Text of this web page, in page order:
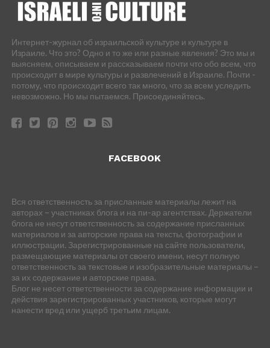
Интернет-журнал об израильской культуре и культуре в
Израиле. Что это? Одно и то же или разные явления? Это мы и
выясняем, описываем и рассказываем почти что обо всем, что
происходит в мире культуры и развлечений в Израиле. Почти -
потому, что происходит всего так много, что за всем уследить
невозможно. Но мы пытаемся. Присоединяйтесь.
FACEBOOK
Вся ответственность за присланные материалы лежит на
авторах – участниках блога и на пи-ар агентствах. Держатели
блога не несут ответственность за содержание присланных
материалов и за авторские права на тексты, фотографии и
иллюстрации. Зарегистрированные на сайте пользователи,
размещающие материалы от своего имени, несут полную
ответственность за текстовые и изобразительные материалы –
за их содержание и авторские права.
Блог не несет ответственности за содержание информации и
действия зарегистрированных участников, которые могут
нанести вред или ущерб третьим лицам.